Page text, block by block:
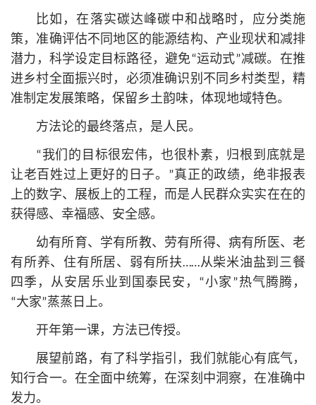
比如，在落实碳达峰碳中和战略时，应分类施
策，准确评估不同地区的能源结构、产业现状和减排
潜力，科学设定目标路径，避免“运动式”减碳。在推
进乡村全面振兴时，必须准确识别不同乡村类型，精
准制定发展策略，保留乡土韵味，体现地域特色。
方法论的最终落点，是人民。
“我们的目标很宏伟，也很朴素，归根到底就是
让老百姓过上更好的日子。”真正的政绩，绝非报表
上的数字、展板上的工程，而是人民群众实实在在的
获得感、幸福感、安全感。
幼有所育、学有所教、劳有所得、病有所医、老
有所养、住有所居、弱有所扶……从柴米油盐到三餐
四季，从安居乐业到国泰民安，“小家”热气腾腾，
“大家”蒸蒸日上。
开年第一课，方法已传授。
展望前路，有了科学指引，我们就能心有底气，
知行合一。在全面中统筹，在深刻中洞察，在准确中
发力。